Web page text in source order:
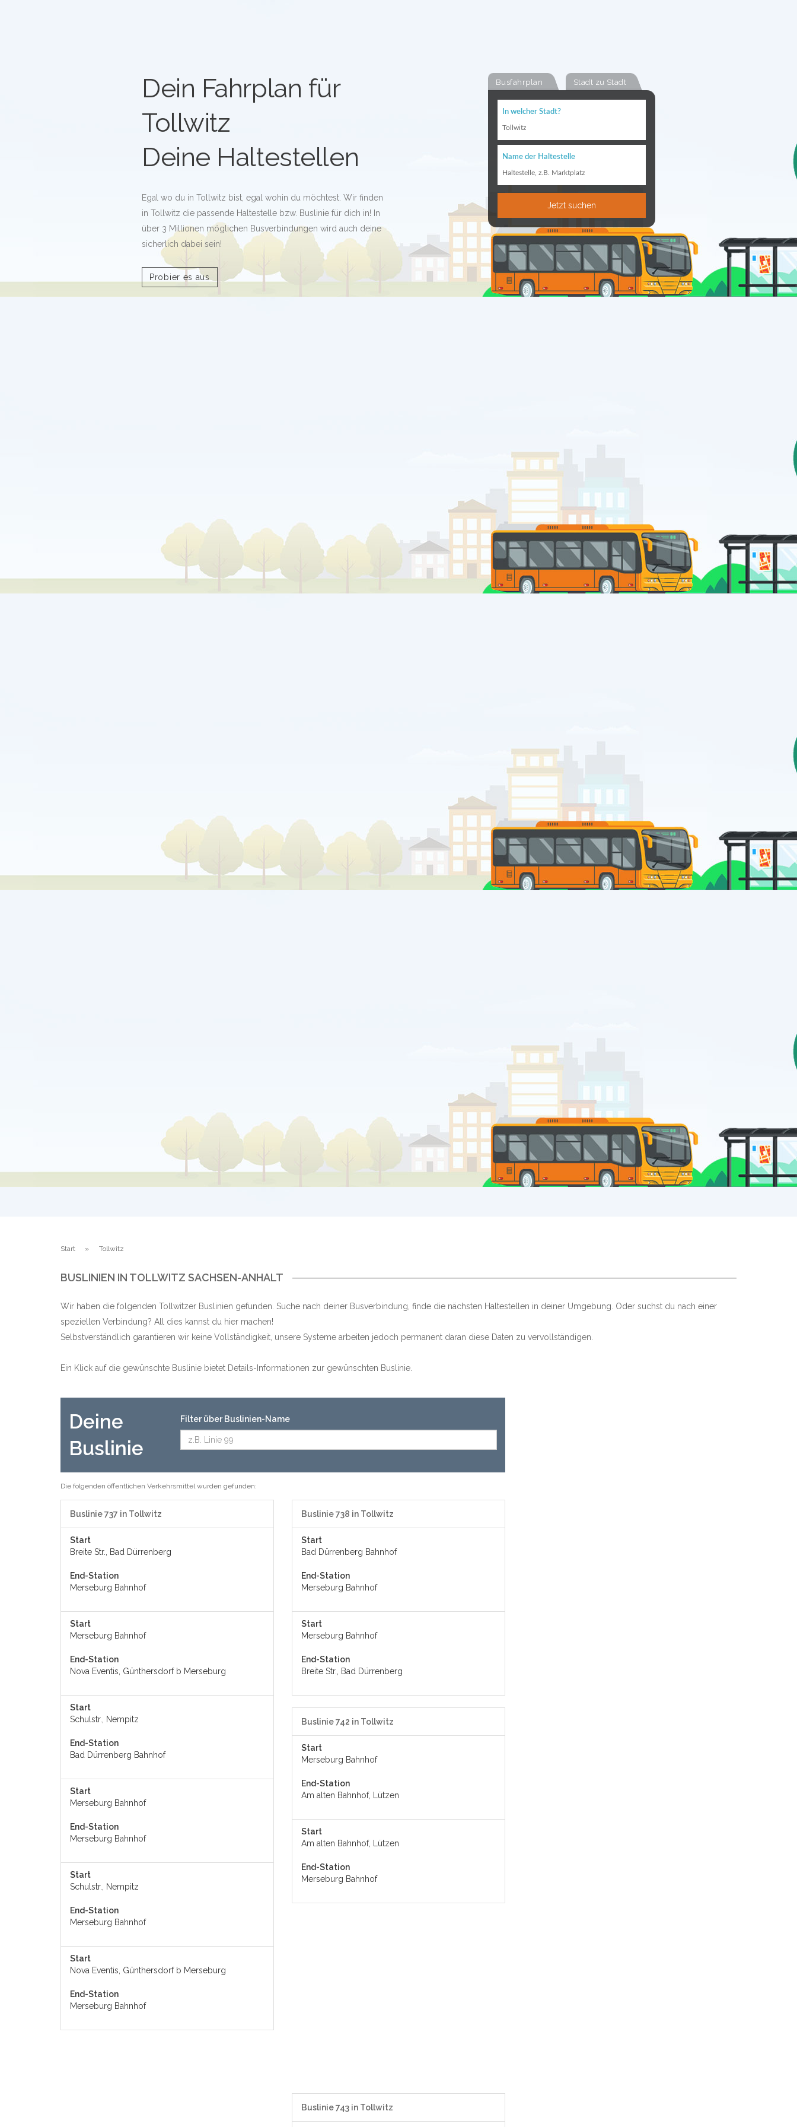
Busfahrplan Stadt zu Stadt
In welcher Stadt?
Tollwitz
Name der Haltestelle
Haltestelle, z.B. Marktplatz
Jetzt suchen
Dein Fahrplan für
Tollwitz
Deine Haltestellen
Egal wo du in Tollwitz bist, egal wohin du möchtest. Wir finden
in Tollwitz die passende Haltestelle bzw. Buslinie für dich in! In
über 3 Millionen möglichen Busverbindungen wird auch deine
sicherlich dabei sein!
Probier es aus
Start Tollwitz
BUSLINIEN IN TOLLWITZ SACHSEN-ANHALT
Wir haben die folgenden Tollwitzer Buslinien gefunden. Suche nach deiner Busverbindung, finde die nächsten Haltestellen in deiner Umgebung. Oder suchst du nach einer
speziellen Verbindung? All dies kannst du hier machen!
Selbstverständlich garantieren wir keine Vollständigkeit, unsere Systeme arbeiten jedoch permanent daran diese Daten zu vervollständigen.
Ein Klick auf die gewünschte Buslinie bietet Details-Informationen zur gewünschten Buslinie.
Deine
Buslinie
Filter über Buslinien-Name
Die folgenden öffentlichen Verkehrsmittel wurden gefunden:
Buslinie 737 in Tollwitz
Start
Breite Str., Bad Dürrenberg
End-Station
Merseburg Bahnhof
Start
Merseburg Bahnhof
End-Station
Nova Eventis, Günthersdorf b Merseburg
Start
Schulstr., Nempitz
End-Station
Bad Dürrenberg Bahnhof
Start
Merseburg Bahnhof
End-Station
Merseburg Bahnhof
Start
Schulstr., Nempitz
End-Station
Merseburg Bahnhof
Start
Nova Eventis, Günthersdorf b Merseburg
End-Station
Merseburg Bahnhof
Buslinie 738 in Tollwitz
Start
Bad Dürrenberg Bahnhof
End-Station
Merseburg Bahnhof
Start
Merseburg Bahnhof
End-Station
Breite Str., Bad Dürrenberg
Buslinie 742 in Tollwitz
Start
Merseburg Bahnhof
End-Station
Am alten Bahnhof, Lützen
Start
Am alten Bahnhof, Lützen
End-Station
Merseburg Bahnhof
Buslinie 743 in Tollwitz